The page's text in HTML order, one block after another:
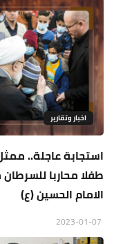
اخبار وتقارير
طفلا محاربا
الامام الحسين (ع)